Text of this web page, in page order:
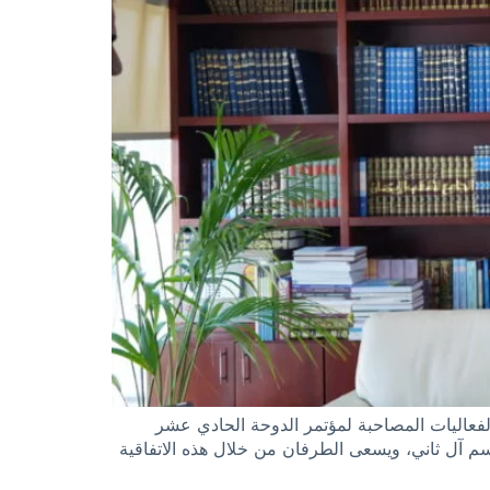
وذلك ضمن الفعاليات المصاحبة لمؤتمر الدوحة الحادي عشر
آل ثاني، ويسعى الطرفان من خلال هذه الاتفاقية